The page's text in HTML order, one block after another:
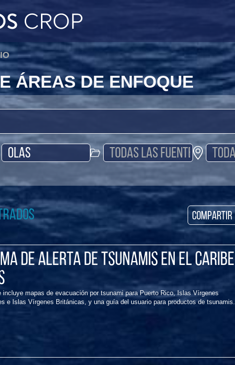
ÁREAS DE ENFOQUE
COMPARTIR
de alerta de tsunamis en el Caribe
incluye mapas de evacuación por tsunami para Puerto Rico, Islas Vírgenes
e Islas Vírgenes Británicas, y una guía del usuario para productos de tsunamis.